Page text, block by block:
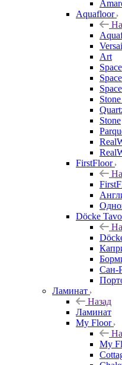
Aquafloor
Art
Space
Stone
FirstFloor
Döcke
Сан-
Ламинат
Назад
Ламинат
My Floor
My